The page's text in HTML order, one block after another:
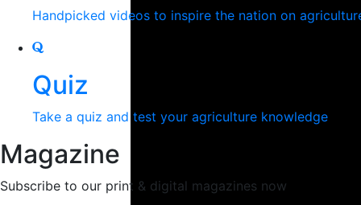
Handpicked videos to inspire the nation on
Quiz
Take a quiz and test your agriculture knowledge
Magazine
Subscribe to our print & digital magazines now